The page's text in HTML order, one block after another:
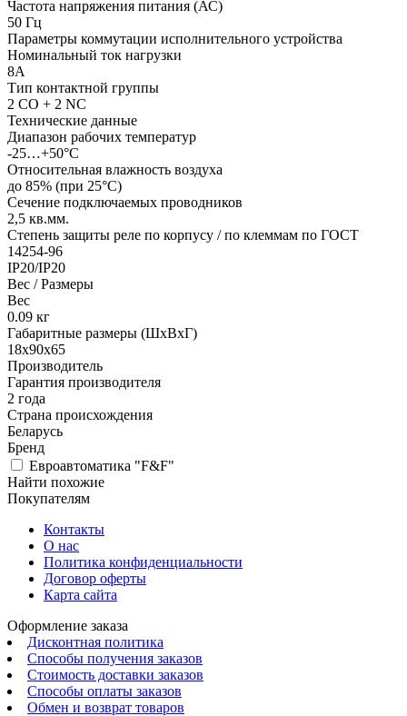
Частота напряжения питания (АС)
50 Гц
Параметры коммутации исполнительного устройства
Номинальный ток нагрузки
8А
Тип контактной группы
2 СO + 2 NC
Технические данные
Диапазон рабочих температур
-25…+50°С
Относительная влажность воздуха
до 85% (при 25°С)
Сечение подключаемых проводников
2,5 кв.мм.
Степень защиты реле по корпусу / по клеммам по ГОСТ
14254-96
IP20/IP20
Вес / Размеры
Вес
0.09 кг
Габаритные размеры (ШхВхГ)
18х90х65
Производитель
Гарантия производителя
2 года
Страна происхождения
Беларусь
Бренд
Евроавтоматика "F&F"
Найти похожие
Покупателям
Контакты
О нас
Политика конфиденциальности
Договор оферты
Карта сайта
Оформление заказа
Дисконтная политика
Способы получения заказов
Стоимость доставки заказов
Способы оплаты заказов
Обмен и возврат товаров